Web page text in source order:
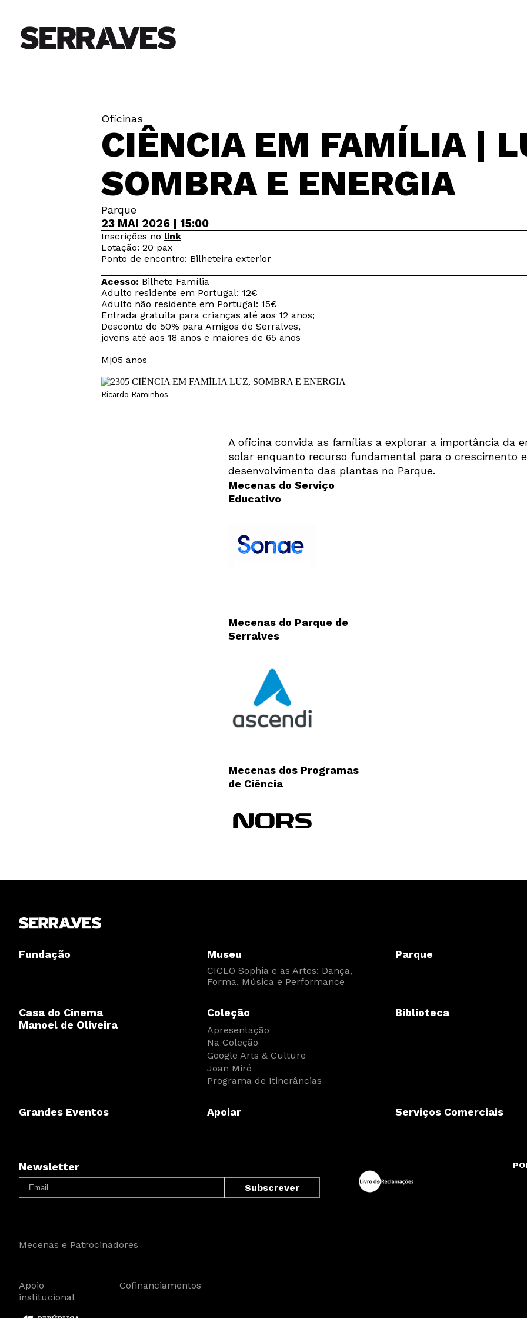
Oficinas
CIÊNCIA EM FAMÍLIA |
SOMBRA E ENERGIA
Parque
23 MAI 2026 | 15:00
Inscrições no link
Lotação: 20 pax
Ponto de encontro: Bilheteira exterior
Acesso: Bilhete Família
Adulto residente em Portugal: 12€
Adulto não residente em Portugal: 15€
Entrada gratuita para crianças até aos 12 anos;
Desconto de 50% para Amigos de Serralves,
jovens até aos 18 anos e maiores de 65 anos
M|05 anos
Ricardo Raminhos
A oficina convida as famílias a explorar a importância da
solar enquanto recurso fundamental para o crescimento e
desenvolvimento das plantas no Parque.
Mecenas do Serviço
Educativo
Mecenas do Parque de
Serralves
Mecenas dos Programas
de Ciência
Fundação Museu
CICLO Sophia e as Artes: Dança,
Forma, Música e Performance
Parque
Casa do Cinema
Manoel de Oliveira
Coleção
Apresentação
Na Coleção
Google Arts & Culture
Joan Miró
Programa de Itinerâncias
Biblioteca
Grandes Eventos Apoiar Serviços Comerciais
Newsletter
Mecenas e Patrocinadores
Apoio
institucional
Cofinanciamentos
Interesses